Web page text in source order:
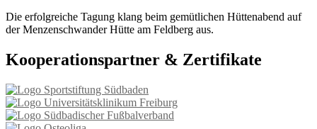
Die erfolgreiche Tagung klang beim gemütlichen Hüttenabend auf
der Menzenschwander Hütte am Feldberg aus.
Kooperationspartner & Zertifikate